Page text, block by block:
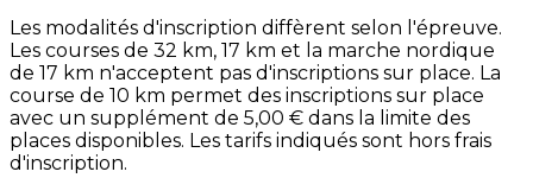
Les modalités d'inscription diffèrent selon l'épreuve.
Les courses de 32 km, 17 km et la marche nordique
de 17 km n'acceptent pas d'inscriptions sur place. La
course de 10 km permet des inscriptions sur place
avec un supplément de 5,00 € dans la limite des
places disponibles. Les tarifs indiqués sont hors frais
d'inscription.